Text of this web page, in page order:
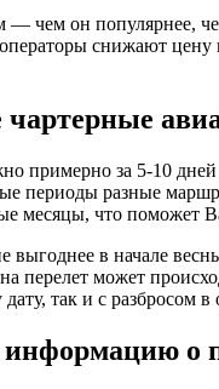
чем он популярнее,
снижают
примерно за 5-10
периоды разные
месяцы, что поможет
выгоднее в начале
перелет может
так и с разбросом в
о